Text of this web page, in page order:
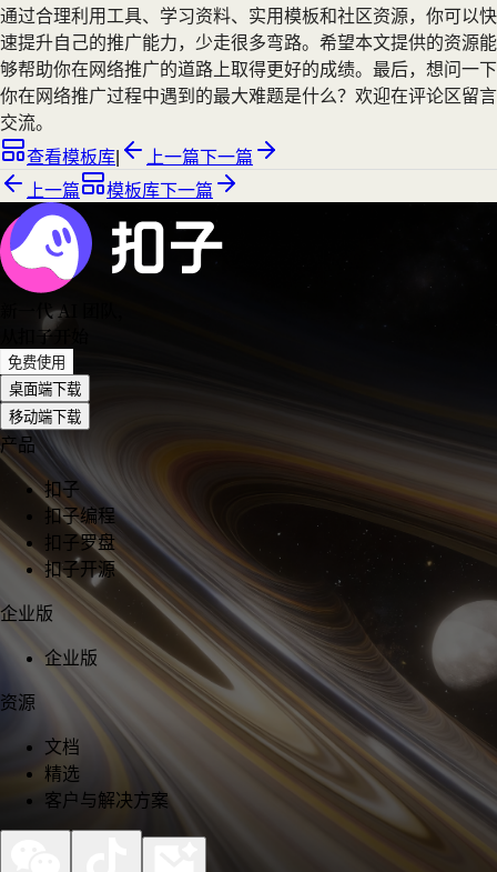
通过合理利用工具、学习资料、实用模板和社区资源，你可以快
速提升自己的推广能力，少走很多弯路。希望本文提供的资源能
够帮助你在网络推广的道路上取得更好的成绩。最后，想问一下
你在网络推广过程中遇到的最大难题是什么？欢迎在评论区留言
交流。
查看模板库
上一篇下一篇
上一篇
模板库下一篇
新一代 AI 团队
从扣子开始
免费使用
桌面端下载
移动端下载
产品
扣子
扣子编程
扣子罗盘
扣子开源
企业版
企业版
资源
文档
精选
客户与解决方案